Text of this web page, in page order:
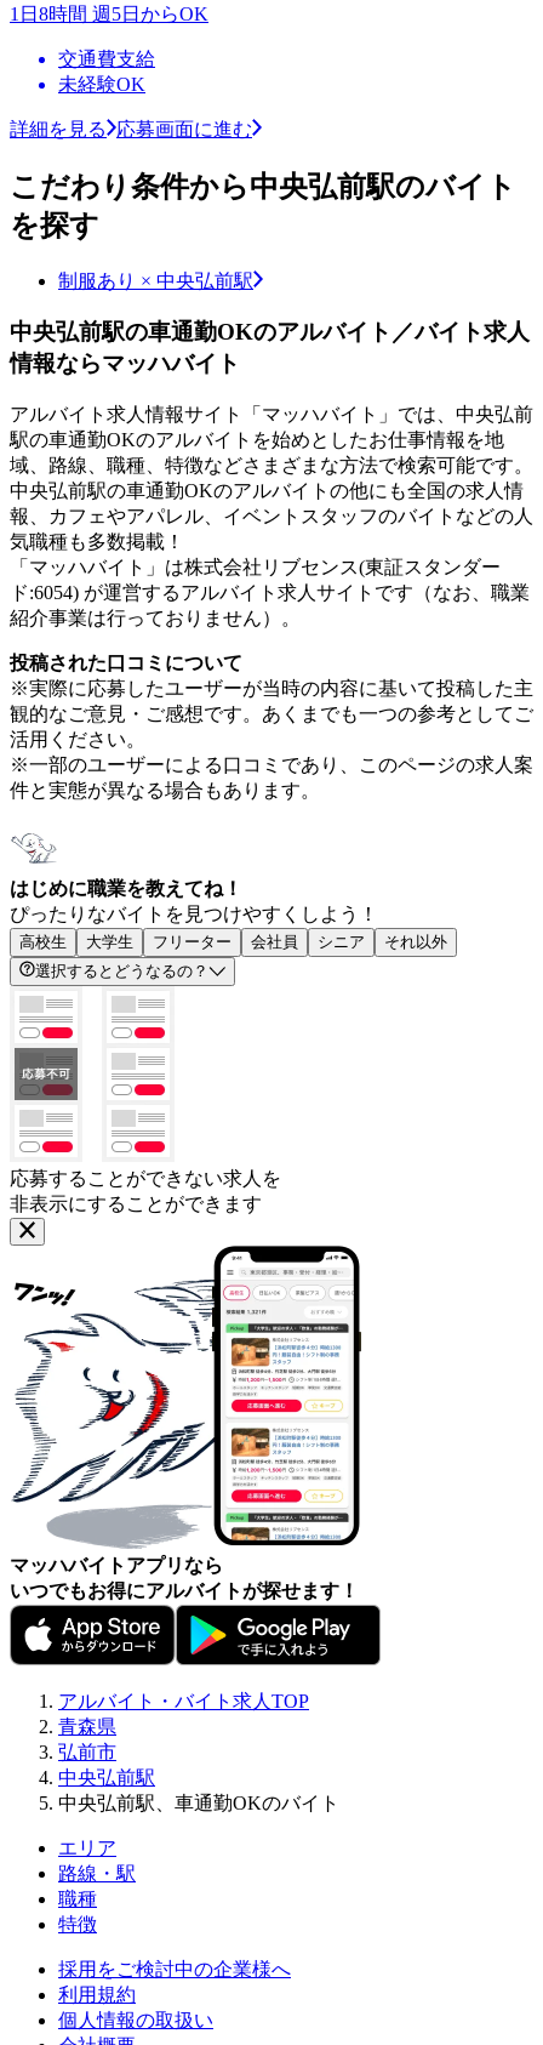
1日8時間 週5日からOK
交通費支給
未経験OK
詳細を見る 応募画面に進む
こだわり条件から中央弘前駅のバイト
を探す
制服あり × 中央弘前駅
中央弘前駅の車通勤OKのアルバイト／バイト求人
情報ならマッハバイト
アルバイト求人情報サイト「マッハバイト」では、中央弘前
駅の車通勤OKのアルバイトを始めとしたお仕事情報を地
域、路線、職種、特徴などさまざまな方法で検索可能です。
中央弘前駅の車通勤OKのアルバイトの他にも全国の求人情
報、カフェやアパレル、イベントスタッフのバイトなどの人
気職種も多数掲載！
「マッハバイト」は株式会社リブセンス(東証スタンダー
ド:6054) が運営するアルバイト求人サイトです（なお、職業
紹介事業は行っておりません）。
投稿された口コミについて
※実際に応募したユーザーが当時の内容に基いて投稿した主
観的なご意見・ご感想です。あくまでも一つの参考としてご
活用ください。
※一部のユーザーによる口コミであり、このページの求人案
件と実態が異なる場合もあります。
はじめに職業を教えてね！
ぴったりなバイトを見つけやすくしよう！
高校生 大学生 フリーター 会社員 シニア
それ以外
選択するとどうなるの？
応募することができない求人を
非表示にすることができます
マッハバイトアプリなら
いつでもお得にアルバイトが探せます！
アルバイト・バイト求人TOP
青森県
弘前市
中央弘前駅
中央弘前駅、車通勤OKのバイト
エリア
路線・駅
職種
特徴
採用をご検討中の企業様へ
利用規約
個人情報の取扱い